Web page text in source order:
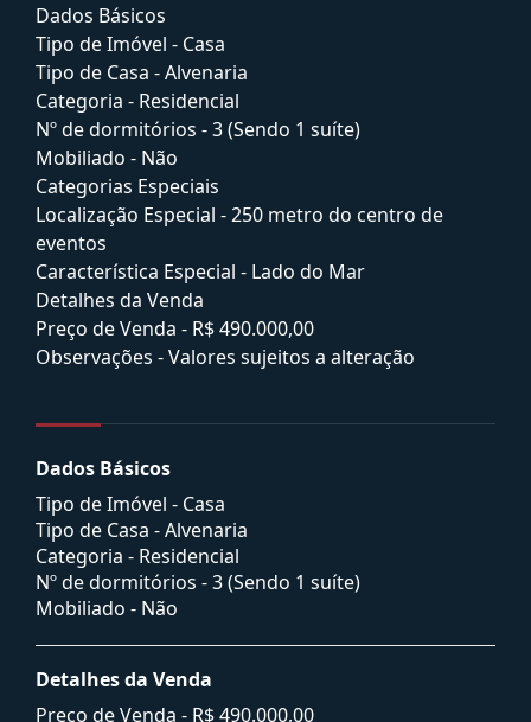
Dados Básicos
Tipo de Imóvel - Casa
Tipo de Casa - Alvenaria
Categoria - Residencial
Nº de dormitórios - 3 (Sendo 1 suíte)
Mobiliado - Não
Categorias Especiais
Localização Especial - 250 metro do centro de
eventos
Característica Especial - Lado do Mar
Detalhes da Venda
Preço de Venda - R$ 490.000,00
Observações - Valores sujeitos a alteração
Dados Básicos
Tipo de Imóvel - Casa
Tipo de Casa - Alvenaria
Categoria - Residencial
Nº de dormitórios - 3 (Sendo 1 suíte)
Mobiliado - Não
Detalhes da Venda
Preço de Venda - R$ 490.000,00